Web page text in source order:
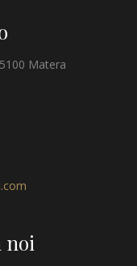
Matera
noi